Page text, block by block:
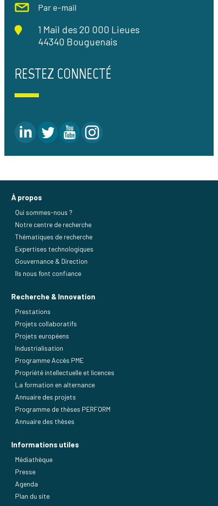
Par e-mail
1 Mail des 20 000 Lieues
44340 Bouguenais
RESTEZ CONNECTÉ
À propos
Qui sommes-nous ?
Notre centre de recherche
Thématiques de recherche
Expertises technologiques
Gouvernance & Direction
Ils nous font confiance
Recherche & Innovation
Prestations
Projets collaboratifs
Projets européens
Industrialisation
Programme Accès PME
Propriété intellectuelle et licences
La formation en alternance
Annuaire des projets
Programme de thèses PERFORM
Annuaire des thèses
Informations utiles
Médiathèque
Presse
Agenda
Plan du site